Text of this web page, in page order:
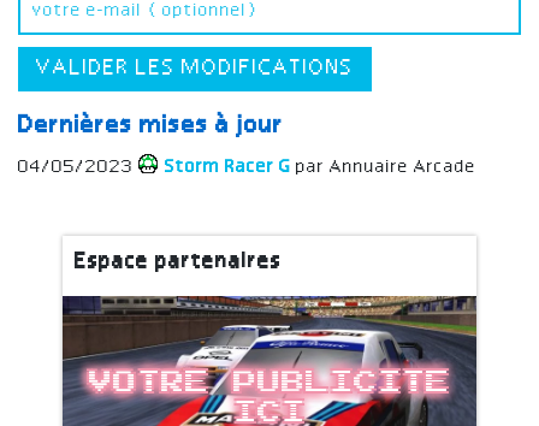
VALIDER LES MODIFICATIONS
Dernières mises à jour
04/05/2023 Storm Racer G par Annuaire Arcade
Espace partenaires
Votre publicite
ici